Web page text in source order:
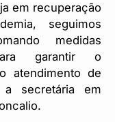
em recuperação
seguimos
medidas
garantir o
atendimento de
a secretária em